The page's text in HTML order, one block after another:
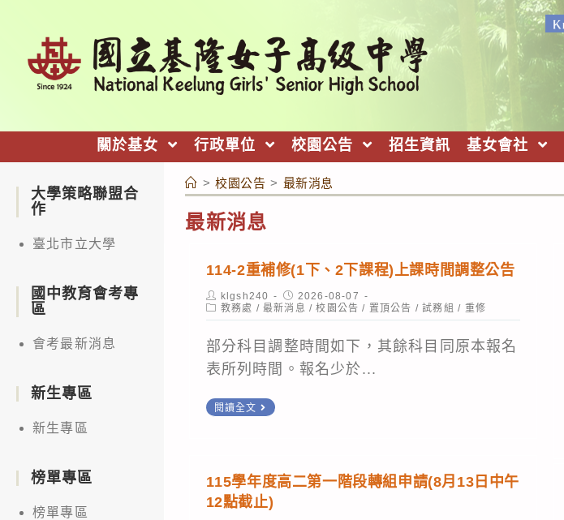
關於基女 行政單位 校園公告 招生資訊 基女會社
最新消息
> 校園公告 > 最新消息
114-2重補修(1下、2下課程)上課時間調整公告
Post
author:
klgsh240
Post
published:
2026-08-07
Post
category:
教務處 / 最新消息 / 校園公告 / 置頂公告 / 試務組 / 重修
部分科目調整時間如下，其餘科目同原本報名
表所列時間。報名少於...
閱讀全文
114-
補
115學年度高二第一階段轉組申請(8月13日中午
12點截止)
大學策略聯盟合
作
臺北市立大學
國中教育會考專
區
會考最新消息
新生專區
新生專區
榜單專區
榜單專區